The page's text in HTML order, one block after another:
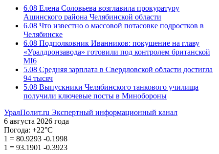
6.08 Елена Соловьева возглавила прокуратуру
Ашинского района Челябинской области
6.08 Что известно о массовой потасовке подростков в
Челябинске
6.08 Подполковник Иванников: покушение на главу
«Уралдронзавода» готовили под контролем британской
MI6
5.08 Средняя зарплата в Свердловской области достигла
94 тысяч
5.08 Выпускники Челябинского танкового училища
получили ключевые посты в Минобороны
УралПолит.ru Экспертный информационный канал
6 августа 2026 года
Погода: +22°С
1 = 80.9293 -0.1998
1 = 93.1901 -0.3923